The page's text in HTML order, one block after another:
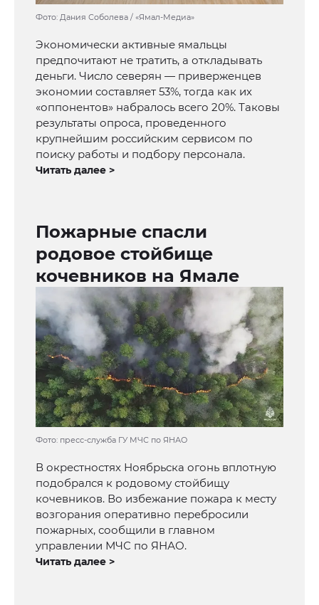
Фото: Дания Соболева / «Ямал-Медиа»
Экономически активные ямальцы
предпочитают не тратить, а откладывать
деньги. Число северян — приверженцев
экономии составляет 53%, тогда как их
«оппонентов» набралось всего 20%. Таковы
результаты опроса, проведенного
крупнейшим российским сервисом по
поиску работы и подбору персонала.
Читать далее >
Пожарные спасли
родовое стойбище
кочевников на Ямале
Фото: пресс-служба ГУ МЧС по ЯНАО
В окрестностях Ноябрьска огонь вплотную
подобрался к родовому стойбищу
кочевников. Во избежание пожара к месту
возгорания оперативно перебросили
пожарных, сообщили в главном
управлении МЧС по ЯНАО.
Читать далее >